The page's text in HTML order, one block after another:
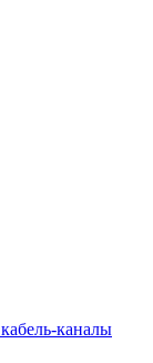
каналы